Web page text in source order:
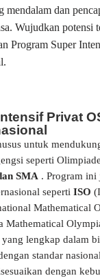
mendalam dan
Wujudkan potensi
Program Super
Privat
untuk
seperti
SMA . Program ini
seperti ISO
Mathematical
Mathematical
lengkap dalam
standar
dengan